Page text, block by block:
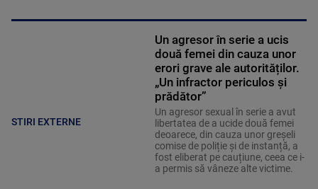
STIRI EXTERNE
Un agresor în serie a ucis
două femei din cauza unor
erori grave ale autorităților.
„Un infractor periculos și
prădător”
Un agresor sexual în serie a avut
libertatea de a ucide două femei
deoarece, din cauza unor greșeli
comise de poliție și de instanță, a
fost eliberat pe cauțiune, ceea ce i-
a permis să vâneze alte victime.